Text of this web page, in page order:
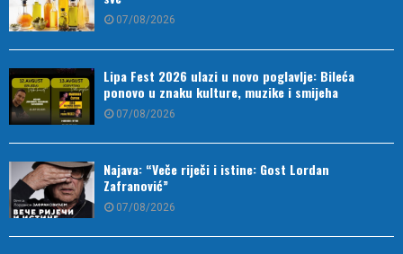
07/08/2026
Lipa Fest 2026 ulazi u novo poglavlje: Bileća
ponovo u znaku kulture, muzike i smijeha
07/08/2026
Najava: “Veče riječi i istine: Gost Lordan
Zafranović”
07/08/2026